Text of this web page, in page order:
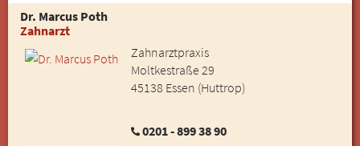
Dr. Marcus Poth
Zahnarzt
Zahnarztpraxis
Moltkestraße 29
45138 Essen (Huttrop)
0201 - 899 38 90